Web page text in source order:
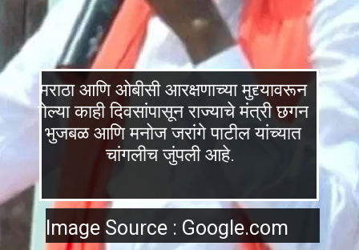
मराठा आणि ओबीसी आरक्षणाच्या मुद्द्यावरून
गेल्या काही दिवसांपासून राज्याचे मंत्री छगन
भुजबळ आणि मनोज जरांगे पाटील यांच्यात
चांगलीच जुंपली आहे.
Image Source : Google.com